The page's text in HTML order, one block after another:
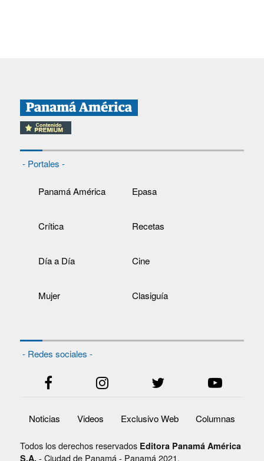
- Portales -
Panamá América Epasa
Crítica Recetas
Día a Día Cine
Mujer Clasiguía
- Redes sociales -
Noticias Videos Exclusivo Web Columnas
Todos los derechos reservados Editora Panamá América
S.A. - Ciudad de Panamá - Panamá 2021.